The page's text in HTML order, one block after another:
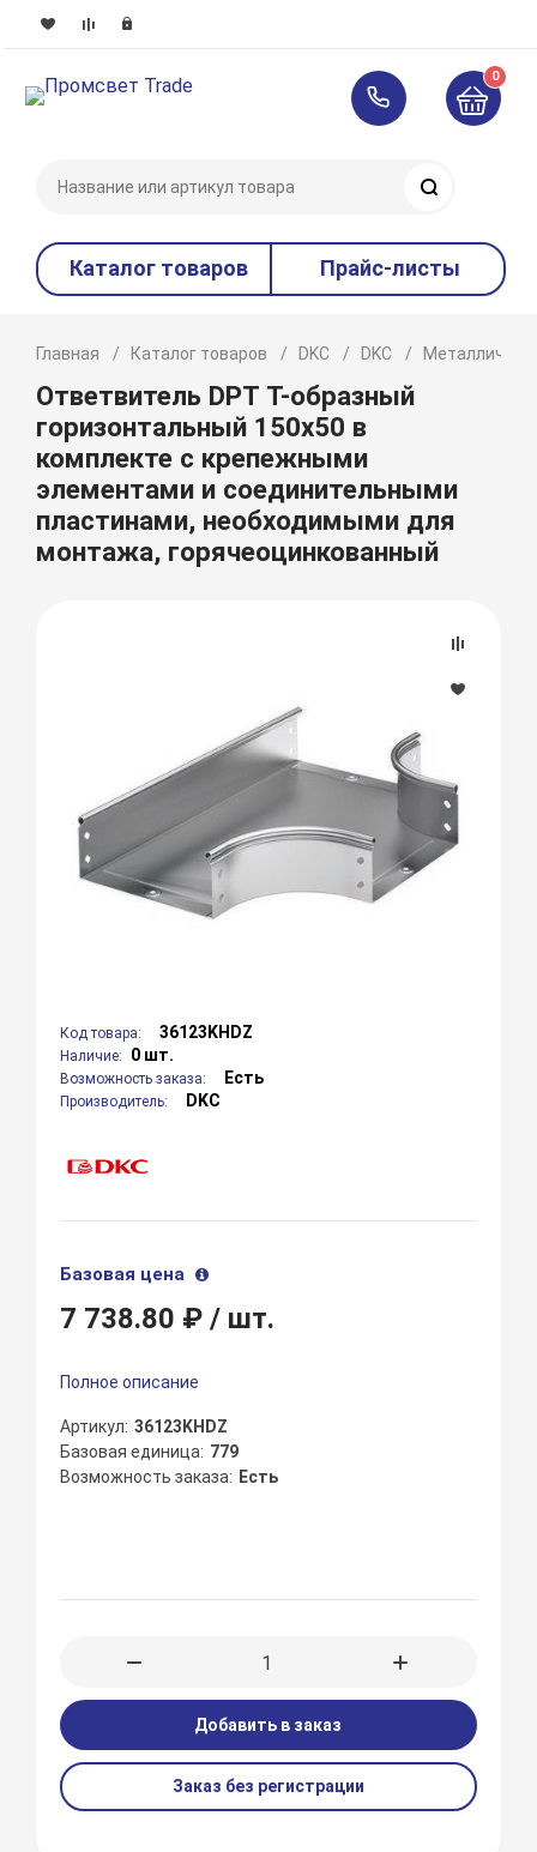
0
Каталог товаров Прайс-листы
Главная Каталог товаров DKC DKC
Ответвитель DPT Т-образный
горизонтальный 150х50 в
комплекте с крепежными
элементами и соединительными
пластинами, необходимыми для
монтажа, горячеоцинкованный
Код товара: 36123KHDZ
Наличие: 0 шт.
Возможность заказа: Есть
Производитель: DKC
Базовая цена
7 738.80 ₽/ шт.
Полное описание
Артикул 36123KHDZ
Базовая единица 779
Возможность заказа
Есть
Добавить в заказ
Заказ без регистрации